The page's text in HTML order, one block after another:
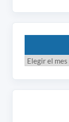
Publicados